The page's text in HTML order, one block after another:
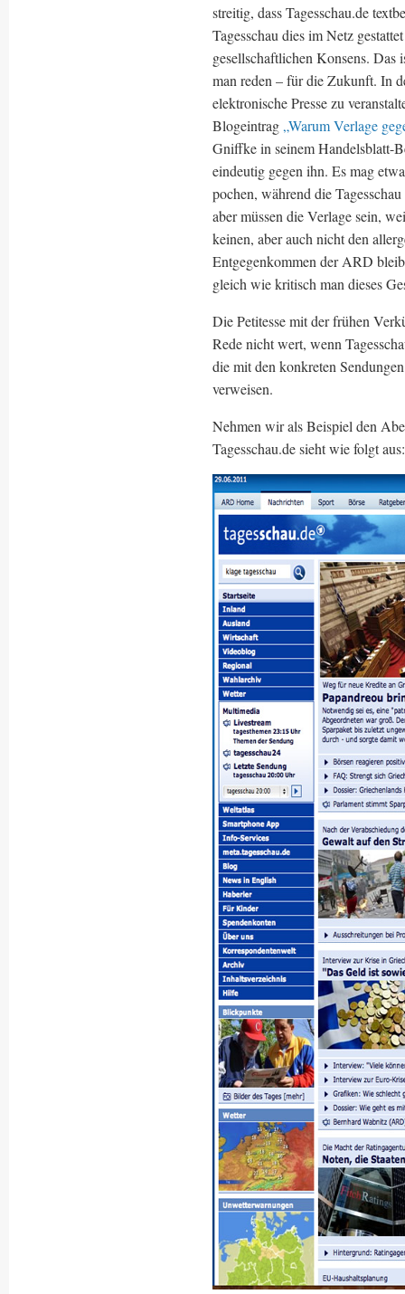
streitig, dass Tagesschau.de
Tagesschau dies im Netz
gesellschaftlichen Konsens. Das
man reden – für die Zukunft. In
elektronische Presse zu
Blogeintrag „Warum Verlage
Gniffke in seinem Handelsblatt-
eindeutig gegen ihn. Es mag
pochen, während die
aber müssen die Verlage sein,
keinen, aber auch nicht den
Entgegenkommen der ARD
gleich wie kritisch man dieses
Die Petitesse mit der frühen
Rede nicht wert, wenn
die mit den konkreten
verweisen.
Nehmen wir als Beispiel den
Tagesschau.de sieht wie folgt aus: